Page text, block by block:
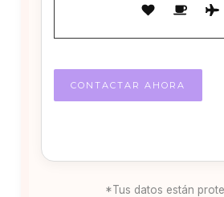
*Tus datos están